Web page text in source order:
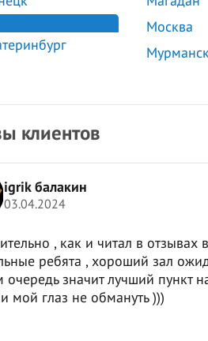
Москва
клиентов
igrik балакин
03.04.2024
, как и читал в отзывах
ребята , хороший зал
очередь значит лучший пункт
мой глаз не обмануть )))